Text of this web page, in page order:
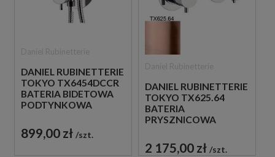
DANIEL RUBINETTERIE
TOKYO TX6454DCCR
BATERIA BIDETOWA
PODTYNKOWA
CHROM
899,00 zł szt.
DANIEL RUBINETTERIE
TOKYO TX625.64
BATERIA
PRYSZNICOWA
DWUUCHWYTOWA
MIEDZIANA
2 175,00 zł szt.